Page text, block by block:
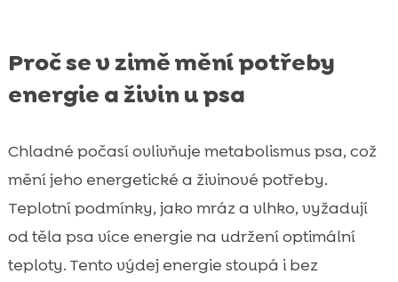
Proč se v zimě mění potřeby
energie a živin u psa
Chladné počasí ovlivňuje metabolismus psa, což
mění jeho energetické a živinové potřeby.
Teplotní podmínky, jako mráz a vlhko, vyžadují
od těla psa více energie na udržení optimální
teploty. Tento výdej energie stoupá i bez